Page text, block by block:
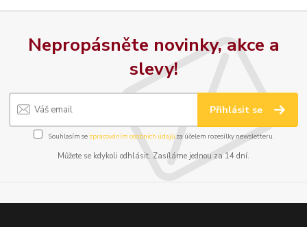
Nepropásněte novinky, akce a
slevy!
Přihlásit se
Souhlasím se zpracováním osobních údajůza účelem rozesílky newsletteru.
Můžete se kdykoli odhlásit. Zasíláme jednou za 14 dní.